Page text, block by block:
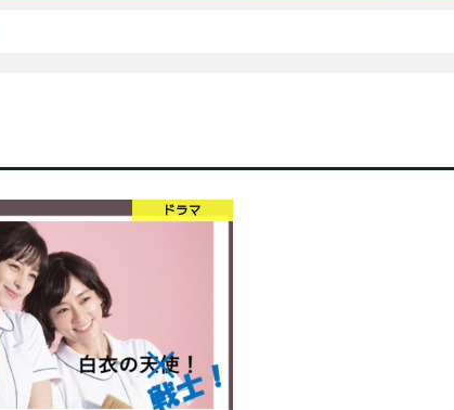
ドラマ